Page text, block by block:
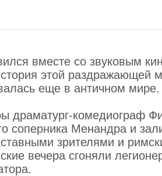
вместе со звуковым
этой раздражающей
еще в античном мире.
драматург-комедиограф
соперника Менандра и
зрителями и
вечера сгоняли